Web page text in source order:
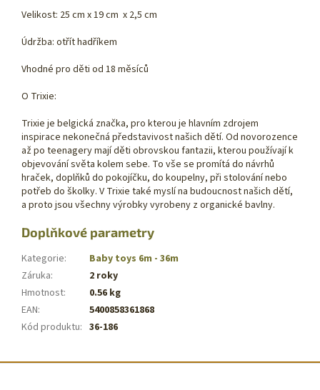
Velikost: 25 cm x 19 cm x 2,5 cm
Údržba: otřít hadříkem
Vhodné pro děti od 18 měsíců
O Trixie:
Trixie je belgická značka, pro kterou je hlavním zdrojem
inspirace nekonečná představivost našich dětí. Od novorozence
až po teenagery mají děti obrovskou fantazii, kterou používají k
objevování světa kolem sebe. To vše se promítá do návrhů
hraček, doplňků do pokojíčku, do koupelny, při stolování nebo
potřeb do školky. V Trixie také myslí na budoucnost našich dětí,
a proto jsou všechny výrobky vyrobeny z organické bavlny.
Doplňkové parametry
Kategorie:
Baby toys 6m - 36m
Záruka:
2 roky
Hmotnost:
0.56 kg
EAN:
5400858361868
Kód produktu: 36-186